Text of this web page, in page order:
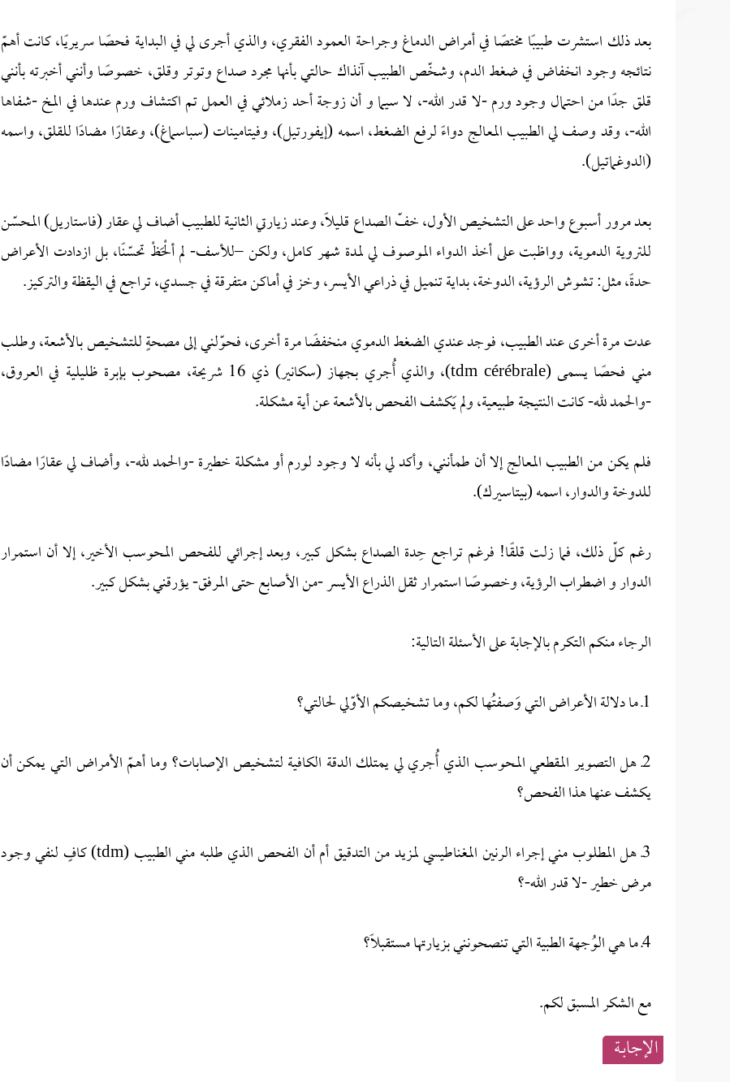
بعد ذلك استشرت طبيبًا مختصًا في أمراض الدماغ وجراحة العمود الفقري، والذي أجرى لي في البداية فحصًا سريريًا، كانت أهمّ
نتائجه وجود انخفاض في ضغط الدم، وشخّص الطبيب آنذاك حالتي بأنها مجرد صداع وتوتر وقلق، خصوصًا وأنني أخبرته بأنني
قلق جدًا من احتمال وجود ورم -لا قدر الله-، لا سيما و أن زوجة أحد زملائي في العمل تم اكتشاف ورم عندها في المخ -شفاها
الله-، وقد وصف لي الطبيب المعالج دواءً لرفع الضغط، اسمه (إيفورتيل)، وفيتامينات (سباسماغ)، وعقارًا مضادًا للقلق، واسمه
(الدوغماتيل).
بعد مرور أسبوع واحد على التشخيص الأول، خفّ الصداع قليلًا، وعند زيارتي الثانية للطبيب أضاف لي عقار (فاستاريل) المحسّن
للتروية الدموية، وواظبت على أخذ الدواء الموصوف لي لمدة شهر كامل، ولكن –للأسف- لم ألْحَظْ تحسّنًا، بل ازدادت الأعراض
حدةً، مثل: تشوش الرؤية، الدوخة، بداية تنميل في ذراعي الأيسر، وخز في أماكن متفرقة في جسدي، تراجع في اليقظة والتركيز.
عدت مرة أخرى عند الطبيب، فوجد عندي الضغط الدموي منخفضًا مرة أخرى، فحوّلني إلى مصحةٍ للتشخيص بالأشعة، وطلب
مني فحصًا يسمى (tdm cérébrale)، والذي أُجري بجهاز (سكانير) ذي 16 شريحة، مصحوب بإبرة ظليلية في العروق،
-والحمد لله- كانت النتيجة طبيعية، ولم يَكشف الفحص بالأشعة عن أية مشكلة.
فلم يكن من الطبيب المعالج إلا أن طمأنني، وأكد لي بأنه لا وجود لورم أو مشكلة خطيرة -والحمد لله-، وأضاف لي عقارًا مضادًا
للدوخة والدوار، اسمه (بيتاسيرك).
رغم كلّ ذلك، فما زلت قلقًا! فرغم تراجع حِدة الصداع بشكل كبير، وبعد إجرائي للفحص المحوسب الأخير، إلا أن استمرار
الدوار و اضطراب الرؤية، وخصوصًا استمرار ثقل الذراع الأيسر -من الأصابع حتى المرفق- يؤرقني بشكل كبير.
الرجاء منكم التكرم بالإجابة على الأسئلة التالية:
1ـ ما دلالة الأعراض التي وَصفتُها لكم، وما تشخيصكم الأوّلي لحالتي؟
2ـ هل التصوير المقطعي المحوسب الذي أُجري لي يمتلك الدقة الكافية لتشخيص الإصابات؟ وما أهمّ الأمراض التي يمكن أن
يكشف عنها هذا الفحص؟
3ـ هل المطلوب مني إجراء الرنين المغناطيسي لمزيد من التدقيق أم أن الفحص الذي طلبه مني الطبيب (tdm) كافٍ لنفي وجود
مرض خطير -لا قدر الله-؟
4ـ ما هي الوُجهة الطبية التي تنصحونني بزيارتها مستقبلًا؟
مع الشكر المسبق لكم.
الإجابــة